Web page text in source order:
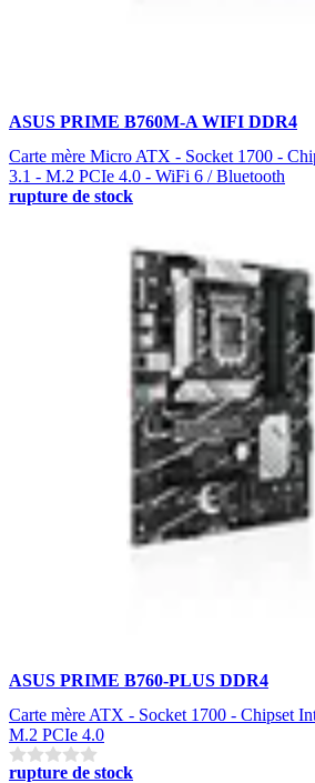
ASUS PRIME B760M-A WIFI DDR4
Carte mère Micro ATX - Socket 1700 -
3.1 - M.2 PCIe 4.0 - WiFi 6 / Bluetooth
rupture de stock
ASUS PRIME B760-PLUS DDR4
Carte mère ATX - Socket 1700 - Chipset
M.2 PCIe 4.0
rupture de stock